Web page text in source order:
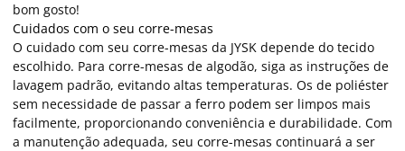
bom gosto!
Cuidados com o seu corre-mesas
O cuidado com seu corre-mesas da JYSK depende do tecido
escolhido. Para corre-mesas de algodão, siga as instruções de
lavagem padrão, evitando altas temperaturas. Os de poliéster
sem necessidade de passar a ferro podem ser limpos mais
facilmente, proporcionando conveniência e durabilidade. Com
a manutenção adequada, seu corre-mesas continuará a ser